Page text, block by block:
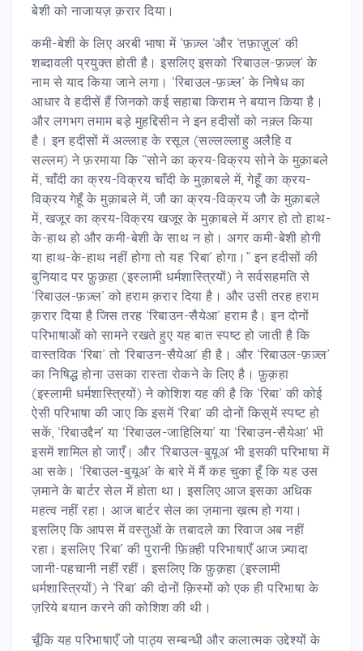
बेशी को नाजायज़ क़रार दिया।
कमी-बेशी के लिए अरबी भाषा में ‘फ़ज़्ल ‘और ‘तफ़ाज़ुल’ की
शब्दावली प्रयुक्त होती है। इसलिए इसको ‘रिबाउल-फ़ज़्ल’ के
नाम से याद किया जाने लगा। ‘रिबाउल-फ़ज़्ल’ के निषेध का
आधार वे हदीसें हैं जिनको कई सहाबा किराम ने बयान किया है।
और लगभग तमाम बड़े मुहद्दिसीन ने इन हदीसों को नक़्ल किया
है। इन हदीसों में अल्लाह के रसूल (सल्लल्लाहु अलैहि व
सल्लम) ने फ़रमाया कि “सोने का क्रय-विक्रय सोने के मुक़ाबले
में, चाँदी का क्रय-विक्रय चाँदी के मुक़ाबले में, गेहूँ का क्रय-
विक्रय गेहूँ के मुक़ाबले में, जौ का क्रय-विक्रय जौ के मुक़ाबले
में, खजूर का क्रय-विक्रय खजूर के मुक़ाबले में अगर हो तो हाथ-
के-हाथ हो और कमी-बेशी के साथ न हो। अगर कमी-बेशी होगी
या हाथ-के-हाथ नहीं होगा तो यह ‘रिबा’ होगा।” इन हदीसों की
बुनियाद पर फ़ुक़हा (इस्लामी धर्मशास्त्रियों) ने सर्वसहमति से
‘रिबाउल-फ़ज़्ल’ को हराम क़रार दिया है। और उसी तरह हराम
क़रार दिया है जिस तरह ‘रिबाउन-सैयेआ’ हराम है। इन दोनों
परिभाषाओं को सामने रखते हुए यह बात स्पष्ट हो जाती है कि
वास्तविक ‘रिबा’ तो ‘रिबाउन-सैयेआ’ ही है। और ‘रिबाउल-फ़ज़्ल’
का निषिद्ध होना उसका रास्ता रोकने के लिए है। फ़ुक़हा
(इस्लामी धर्मशास्त्रियों) ने कोशिश यह की है कि ‘रिबा’ की कोई
ऐसी परिभाषा की जाए कि इसमें ‘रिबा’ की दोनों किस़्में स्पष्ट हो
सकें, ‘रिबाउद्दैन’ या ‘रिबाउल-जाहिलिया’ या ‘रिबाउन-सैयेआ’ भी
इसमें शामिल हो जाएँ। और ‘रिबाउल-बुयूअ’ भी इसकी परिभाषा में
आ सके। ‘रिबाउल-बुयूअ’ के बारे में मैं कह चुका हूँ कि यह उस
ज़माने के बार्टर सेल में होता था। इसलिए आज इसका अधिक
महत्व नहीं रहा। आज बार्टर सेल का ज़माना ख़त्म हो गया।
इसलिए कि आपस में वस्तुओं के तबादले का रिवाज अब नहीं
रहा। इसलिए ‘रिबा’ की पुरानी फ़िक़्ही परिभाषाएँ आज ज़्यादा
जानी-पहचानी नहीं रहीं। इसलिए कि फ़ुक़हा (इस्लामी
धर्मशास्त्रियों) ने ‘रिबा’ की दोनों क़िस्मों को एक ही परिभाषा के
ज़रिये बयान करने की कोशिश की थी।
चूँकि यह परिभाषाएँ जो पाठ्य सम्बन्धी और कलात्मक उद्देश्यों के